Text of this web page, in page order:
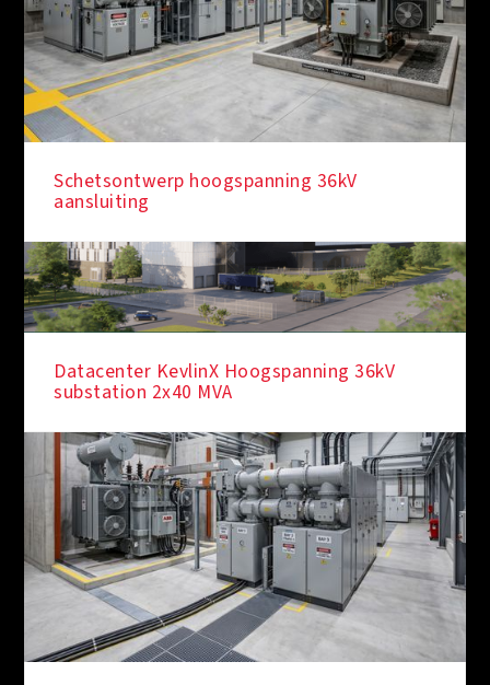
Schetsontwerp hoogspanning 36kV
aansluiting
Datacenter KevlinX Hoogspanning 36kV
substation 2x40 MVA